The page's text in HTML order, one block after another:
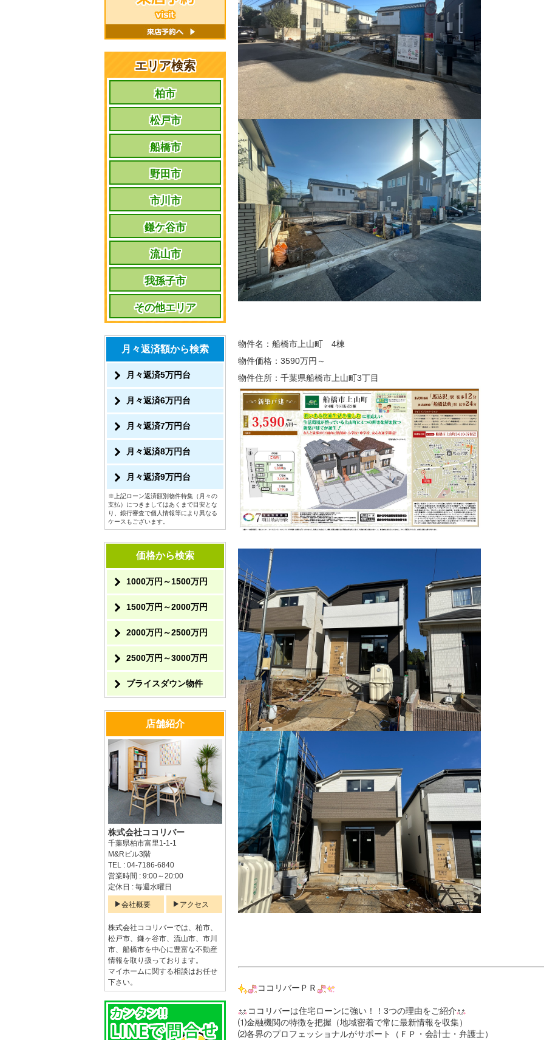
物件名：船橋市上山町 4棟
物件価格：3590万円～
物件住所：千葉県船橋市上山町3丁目
ココリバーＰＲ
ココリバーは住宅ローンに強い！！3つの理由をご紹介
⑴金融機関の特徴を把握（地域密着で常に最新情報を収集）
⑵各界のプロフェッショナルがサポート（ＦＰ・会計士・弁護士）
エリア検索
柏市
松戸市
船橋市
野田市
市川市
鎌ケ谷市
流山市
我孫子市
その他エリア
月々返済額から検索
月々返済5万円台
月々返済6万円台
月々返済7万円台
月々返済8万円台
月々返済9万円台
※上記ローン返済額別物件特集（月々の
支払）につきましてはあくまで目安とな
り、銀行審査で個人情報等により異なる
ケースもございます。
価格から検索
1000万円～1500万円
1500万円～2000万円
2000万円～2500万円
2500万円～3000万円
プライスダウン物件
店舗紹介
株式会社ココリバー
千葉県柏市富里1-1-1
M&Rビル3階
TEL : 04-7186-6840
営業時間 : 9:00～20:00
定休日 : 毎週水曜日
会社概要 アクセス
株式会社ココリバーでは、柏市、
松戸市、鎌ヶ谷市、流山市、市川
市、船橋市を中心に豊富な不動産
情報を取り扱っております。
マイホームに関する相談はお任せ
下さい。